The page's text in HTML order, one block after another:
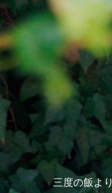
三度の飯よ